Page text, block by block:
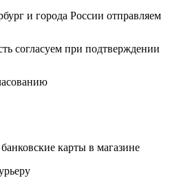
и города России отправляем
согласуем при подтверждении
карты в магазине